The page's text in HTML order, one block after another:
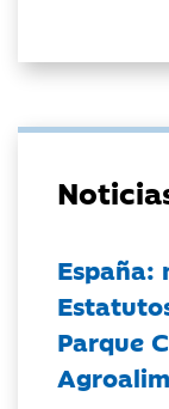
España:
Parque